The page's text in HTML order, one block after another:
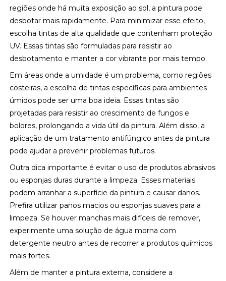
regiões onde há muita exposição ao sol, a pintura pode
desbotar mais rapidamente. Para minimizar esse efeito,
escolha tintas de alta qualidade que contenham proteção
UV. Essas tintas são formuladas para resistir ao
desbotamento e manter a cor vibrante por mais tempo.
Em áreas onde a umidade é um problema, como regiões
costeiras, a escolha de tintas específicas para ambientes
úmidos pode ser uma boa ideia. Essas tintas são
projetadas para resistir ao crescimento de fungos e
bolores, prolongando a vida útil da pintura. Além disso, a
aplicação de um tratamento antifúngico antes da pintura
pode ajudar a prevenir problemas futuros.
Outra dica importante é evitar o uso de produtos abrasivos
ou esponjas duras durante a limpeza. Esses materiais
podem arranhar a superfície da pintura e causar danos.
Prefira utilizar panos macios ou esponjas suaves para a
limpeza. Se houver manchas mais difíceis de remover,
experimente uma solução de água morna com
detergente neutro antes de recorrer a produtos químicos
mais fortes.
Além de manter a pintura externa, considere a